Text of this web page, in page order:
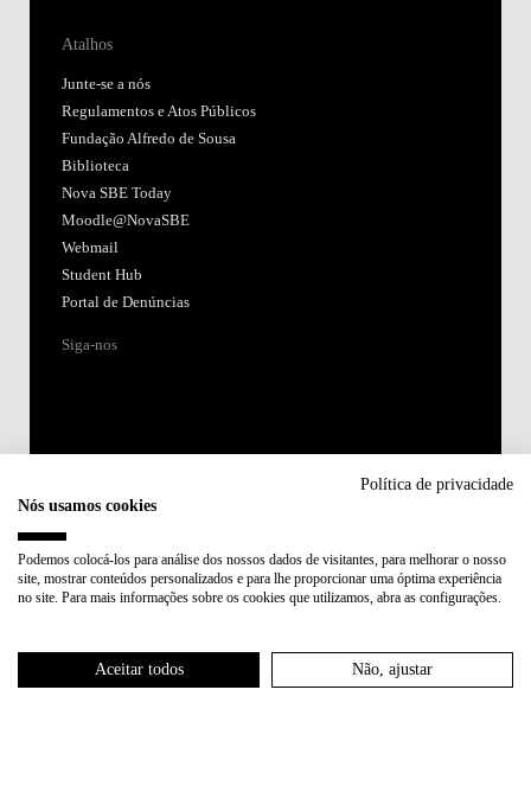
Atalhos
Junte-se a nós
Regulamentos e Atos Públicos
Fundação Alfredo de Sousa
Biblioteca
Nova SBE Today
Moodle@NovaSBE
Webmail
Student Hub
Portal de Denúncias
Siga-nos
Membro de:
Política de privacidade
Nós usamos cookies
Podemos colocá-los para análise dos nossos dados de visitantes, para melhorar o nosso
site, mostrar conteúdos personalizados e para lhe proporcionar uma óptima experiência
no site. Para mais informações sobre os cookies que utilizamos, abra as configurações.
Aceitar todos Não, ajustar